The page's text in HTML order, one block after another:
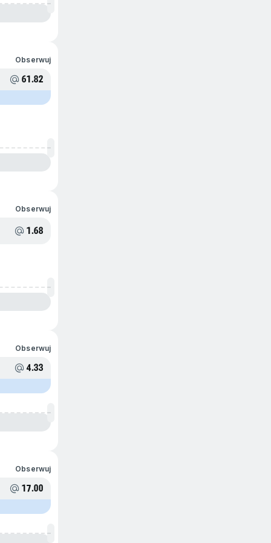
Obserwuj
61.82
Obserwuj
1.68
Obserwuj
4.33
Obserwuj
17.00